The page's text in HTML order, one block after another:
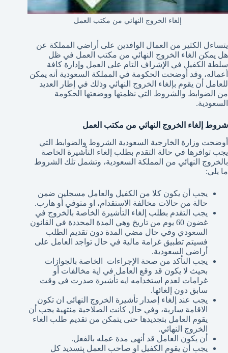
إلغاء الخروج النهائي من مكتب العمل
يتساءل الكثير من العمال الوافدين على أراضي المملكة عن
هل يمكن الغاء الخروج النهائي من مكتب العمل في ظل
سلطة الكفيل في الإشراف التام على العمل وإدارة كافة
أعماله، وقد أوضحت الحكومة في المملكة السعودية أنه يمكن
للعامل أن يقوم بإلغاء الخروج النهائي وذلك في إطار العديد
من الضوابط والشروط التي نظمتها ووضعتها الحكومة
السعودية.
شروط إلغاء الخروج النهائي من مكتب العمل
أوضحت وزارة الخارجية السعودية الشروط والضوابط التي
يجب توافرها في حالة التقدم بطلب إلغاء التأشيرة الخاصة
بالخروج النهائي من المملكة السعودية، وتشمل تلك الشروط
ما يلي:
يجب أن يكون كلا من الكفيل والعامل مسجلين ضمن
حالة من حالات مخالفة الاستقدام، او متوفي أو هارب.
يجب التقدم بطلب إلغاء التأشيرة الخاصة بالخروج في
غضون 60 يوم من تاريخ وهي المدة المحددة في القانون
السعودي وفي حال مضي المدة دون تقديم الطلب
فسيتم تطبيق غرامة مالية في حال تواجد العامل على
أراضي السعودية.
يجب التأكد من صحة الإجراءات الخاصة بالجوازات
بحيث لا يكون قد وقع العامل في اية مخالفات أو
غرامات لعدم استخدامه ايه تأشيرة صدرت في وقت
سابق دون إلغائها.
يجب عند إلغاء إصدار تأشيرة الخروج النهائى ان تكون
الاقامة سارية، وفي حال كانت الصلاحية منتهية يجب أن
يقوم العامل بتجديدها حتى يتمكن من تقديم طلب الغاء
الخروج النهائي.
أن يكون العامل قد أنهى مدة عمله بالفعل.
يجب أن يقوم الكفيل او صاحب العمل بتسديد كل